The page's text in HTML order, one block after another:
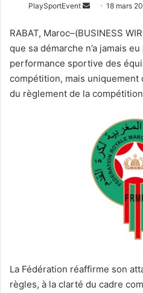
PlaySportEvent
Envoyer
courriel
18 mars
RABAT, Maroc–(BUSINESS
que sa démarche n’a jamais
performance sportive des
compétition, mais uniquement
du règlement de la
La Fédération réaffirme son
règles, à la clarté du cadre